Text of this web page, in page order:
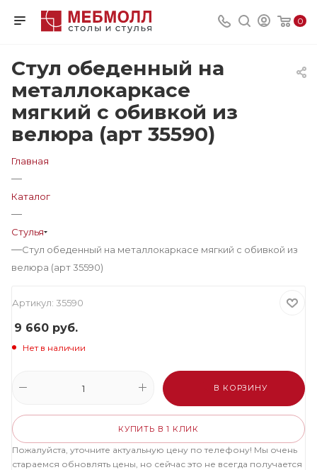
0
Стул обеденный на
металлокаркасе
мягкий с обивкой из
велюра (арт 35590)
Главная
—
Каталог
—
Стулья
—Стул обеденный на металлокаркасе мягкий с обивкой из
велюра (арт 35590)
Артикул: 35590
9 660 руб.
Нет в наличии
В КОРЗИНУ
КУПИТЬ В 1 КЛИК
Пожалуйста, уточните актуальную цену по телефону! Мы очень
стараемся обновлять цены, но сейчас это не всегда получается